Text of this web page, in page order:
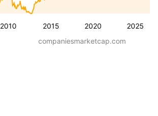
2010 2015 2020 2025
companiesmarketcap.com